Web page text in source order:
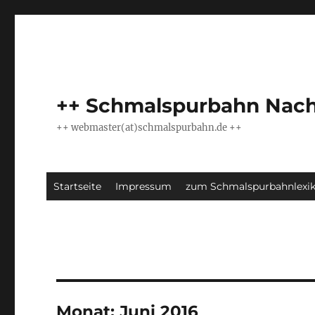
++ Schmalspurbahn
++ webmaster(at)schmalspurbahn.de ++
Startseite Impressum zum